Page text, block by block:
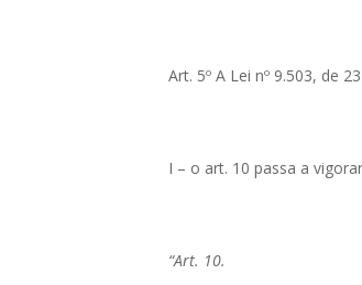
Art. 5º A Lei nº 9.503, de
I – o art. 10 passa a
“Art. 10.